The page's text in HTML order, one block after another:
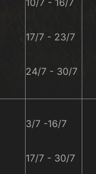
10/7 - 16/7
17/7 - 23/7
24/7 - 30/7
3/7 -16/7
17/7 - 30/7